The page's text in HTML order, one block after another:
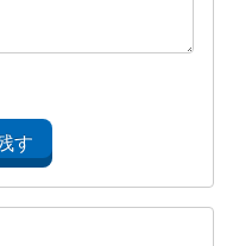
す